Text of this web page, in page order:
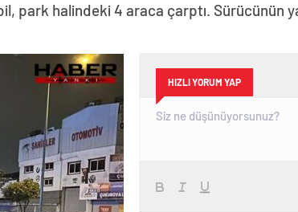
park halindeki 4 araca çarptı. Sürücünün
HIZLI YORUM YAP